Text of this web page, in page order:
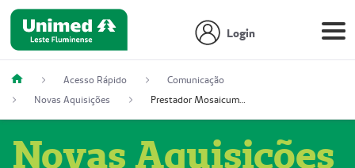
Login
Acesso Rápido
Comunicação
Novas Aquisições
Prestador Mosaicum Espaço Clínico Eireli (51004355-5)
Novas Aquisições